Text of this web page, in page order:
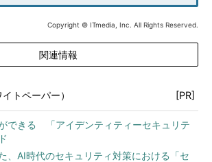
Copyright © ITmedia, Inc. All Rights Reserved.
関連情報
トペーパー） [PR]
できる 「アイデンティティーセキュリテ
、AI時代のセキュリティ対策における「セ